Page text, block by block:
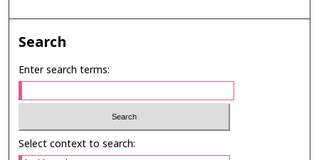
Search
Enter search terms:
Select context to search: